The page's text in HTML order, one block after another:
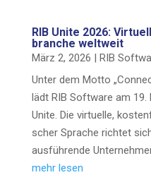
RIB Unite 2026:
bran­che weltweit
März 2, 2026 | RIB
Unter dem Mot­to
lädt RIB Soft­ware am 19.
Unite. Die vir­tu­el­le,
scher Spra­che rich­tet
aus­füh­ren­de
mehr lesen